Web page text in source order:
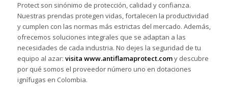
Protect son sinónimo de protección, calidad y confianza.
Nuestras prendas protegen vidas, fortalecen la productividad
y cumplen con las normas más estrictas del mercado. Además,
ofrecemos soluciones integrales que se adaptan a las
necesidades de cada industria. No dejes la seguridad de tu
equipo al azar: visita www.antiflamaprotect.comy descubre
por qué somos el proveedor número uno en dotaciones
ignífugas en Colombia.